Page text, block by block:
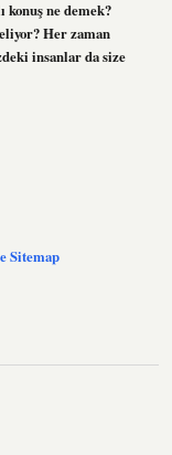
konuş ne demek?
Her zaman
insanlar da size
Sitemap